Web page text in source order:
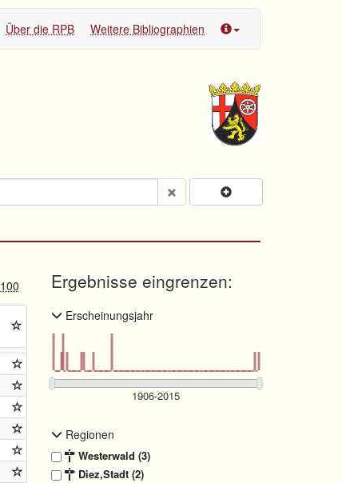
Über die RPB Weitere Bibliographien
100 Ergebnisse eingrenzen:
Erscheinungsjahr
Regionen
Westerwald (3)
Diez,Stadt (2)